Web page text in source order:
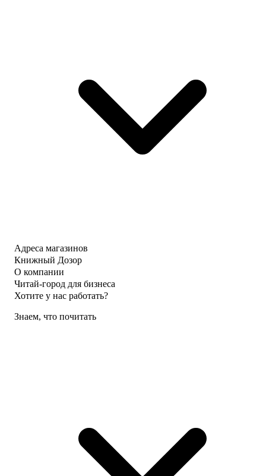
Адреса магазинов
Книжный Дозор
О компании
Читай-город для бизнеса
Хотите у нас работать?
Знаем, что почитать